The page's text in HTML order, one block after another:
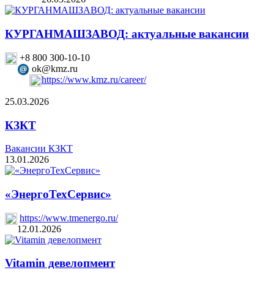
КУРГАНМАШЗАВОД: актуальные вакансии
+8 800 300-10-10
ok@kmz.ru
https://www.kmz.ru/career/
25.03.2026
КЗКТ
Вакансии КЗКТ
13.01.2026
«ЭнергоТехСервис»
https://www.tmenergo.ru/
12.01.2026
Vitamin девелопмент